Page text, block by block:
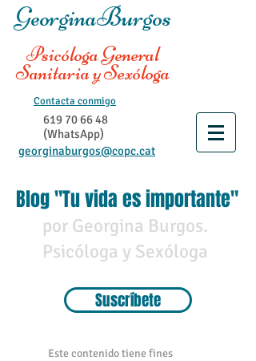
GeorginaBurgos
Psicóloga General
Sanitaria y Sexóloga
Contacta conmigo
619 70 66 48
(WhatsApp)
georginaburgos@copc.cat
Blog "Tu vida es importante"
por Georgina Burgos.
Psicóloga y Sexóloga
Suscríbete
Este contenido tiene fines